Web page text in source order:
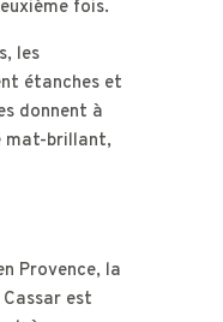
fois.
les
étanches et
donnent à
mat-brillant,
Provence, la
est